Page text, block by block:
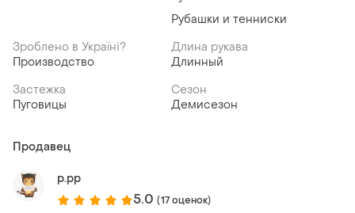
Рубашки и тенниски
Зроблено в Україні?
Производство
Длина рукава
Длинный
Застежка
Пуговицы
Сезон
Демисезон
Продавец
p.pp
5.0 (17 оценок)